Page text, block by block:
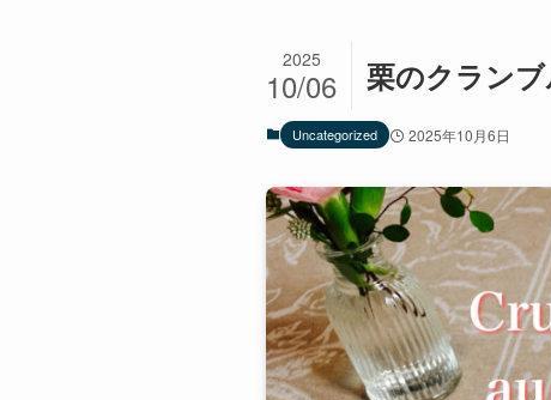
栗のクラン
2025
10/06
Uncategorized 2025年10月6日